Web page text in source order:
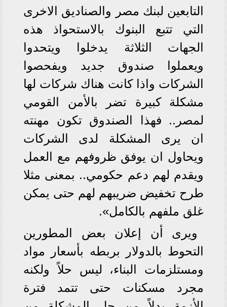
التابعين لبنك مصر والصناديق الاخرى
التي تتبع البنوك بالاستحواذ هذه
الجهات الثلاثة يدخلوا ويتحدوا
ويعملوا صندوق جديد ويفحصوا
الشركات واذا كانت هناك شركات لها
مشكلة كبيرة تضر بالأمن القومي
لمصر.. فهذا الصندوق تكون مهنته
ان يرى المشكلة لدى الشركات
ويحاول ان يوفق ظروفهم مع العمل
ويقدم لهم دعم حكومي.. بمعنى مثلا
طرح تخفيض ضريبهم لهم حتى يمكن
غلق ملفهم بالكامل».
ويرى أن إعلان بعض المطورين
التحوط بالدولار بربطه بأسعار مواد
ومستلزمات البناء، ليس حلاً ولكنه
مجرد مسكنات حتى تتمد فترة